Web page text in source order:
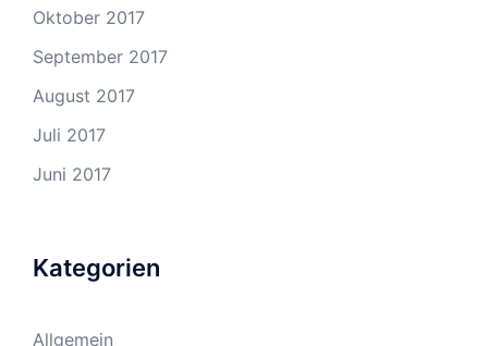
Oktober 2017
September 2017
August 2017
Juli 2017
Juni 2017
Kategorien
Allgemein